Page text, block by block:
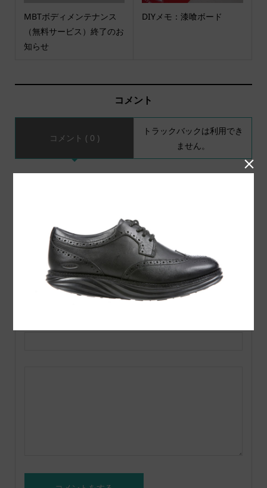
MBTボディメンテナンス
（無料サービス）終了のお
知らせ
DIYメモ：漆喰ボード
コメント
コメント ( 0 )
トラックバックは利用でき
ません。
名前 ( 必須 )
E-MAIL ( 必須 ) ※ 公開されません
